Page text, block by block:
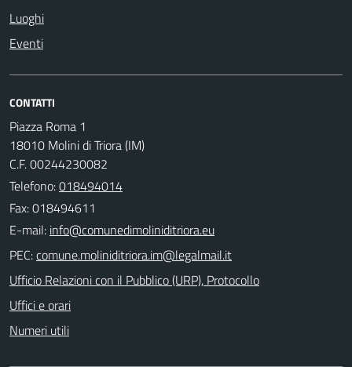
Luoghi
Eventi
CONTATTI
Piazza Roma 1
18010 Molini di Triora (IM)
C.F. 00244230082
Telefono:018494014
Fax: 018494611
E-mail:
PEC:
Ufficio Relazioni con il Pubblico (URP), Protocollo
Uffici e orari
Numeri utili